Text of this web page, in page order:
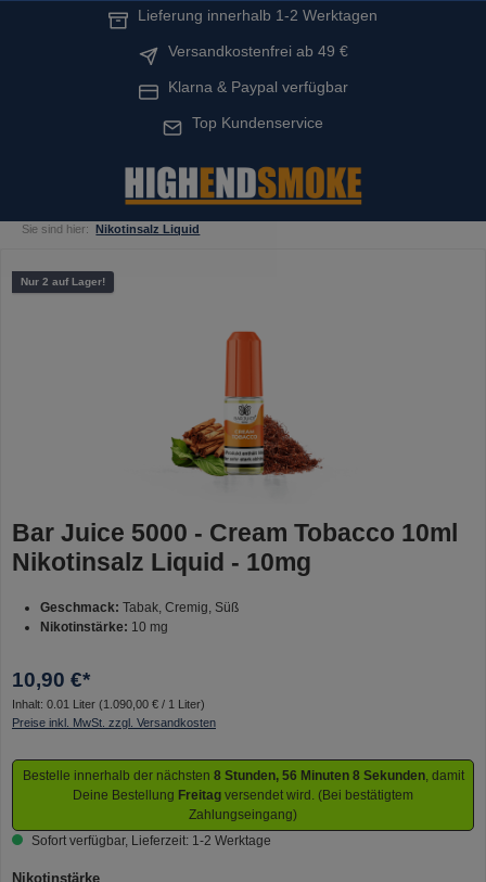
Lieferung innerhalb 1-2 Werktagen
Versandkostenfrei ab 49 €
Klarna & Paypal verfügbar
Top Kundenservice
Sie sind hier: Nikotinsalz Liquid
Bildergalerie überspringen
Nur 2 auf Lager!
Bar Juice 5000 - Cream Tobacco 10ml
Nikotinsalz Liquid - 10mg
Geschmack: Tabak, Cremig, Süß
Nikotinstärke: 10 mg
10,90 €*
Inhalt: 0.01 Liter (1.090,00 € / 1 Liter)
Preise inkl. MwSt. zzgl. Versandkosten
Bestelle innerhalb der nächsten 8 Stunden, 56 Minuten 8 Sekunden, damit
Deine Bestellung Freitag versendet wird. (Bei bestätigtem
Zahlungseingang)
Sofort verfügbar, Lieferzeit: 1-2 Werktage
Nikotinstärkeauswählen